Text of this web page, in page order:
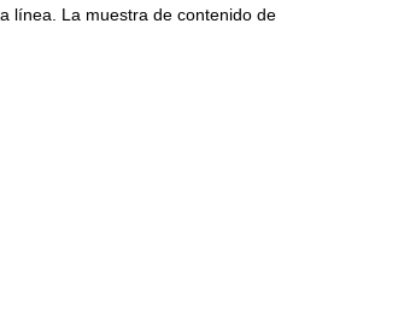
línea. La muestra de contenido de